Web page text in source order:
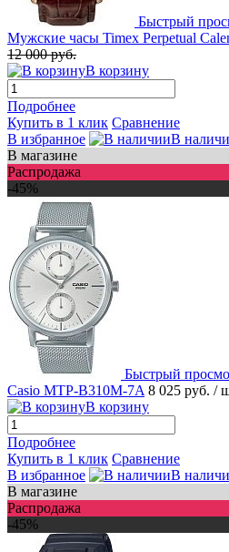
Быстрый
Мужские часы Timex Perpetual
12 000 руб.
В корзину
Подробнее
Купить в 1 клик Сравнение
В избранное
В
В магазине
Распродажа
-45%
Быстрый
Casio MTP-B310M-7A 8 025 руб. /
В корзину
Подробнее
Купить в 1 клик Сравнение
В избранное
В
В магазине
Распродажа
-45%